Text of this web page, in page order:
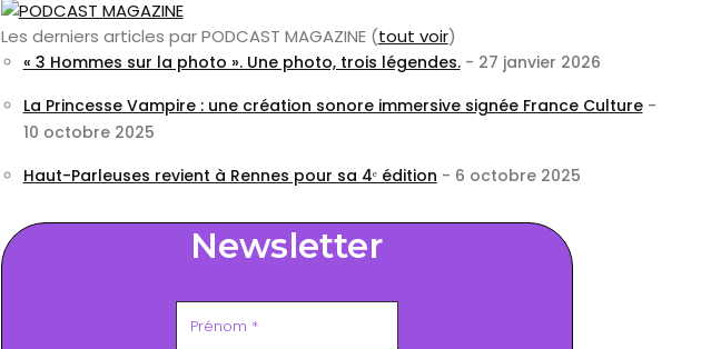
Les derniers articles par PODCAST MAGAZINE (tout voir)
« 3 Hommes sur la photo ». Une photo, trois légendes.- 27 janvier 2026
La Princesse Vampire : une création sonore immersive signée France Culture-
10 octobre 2025
Haut-Parleuses revient à Rennes pour sa 4ᵉ édition - 6 octobre 2025
Newsletter